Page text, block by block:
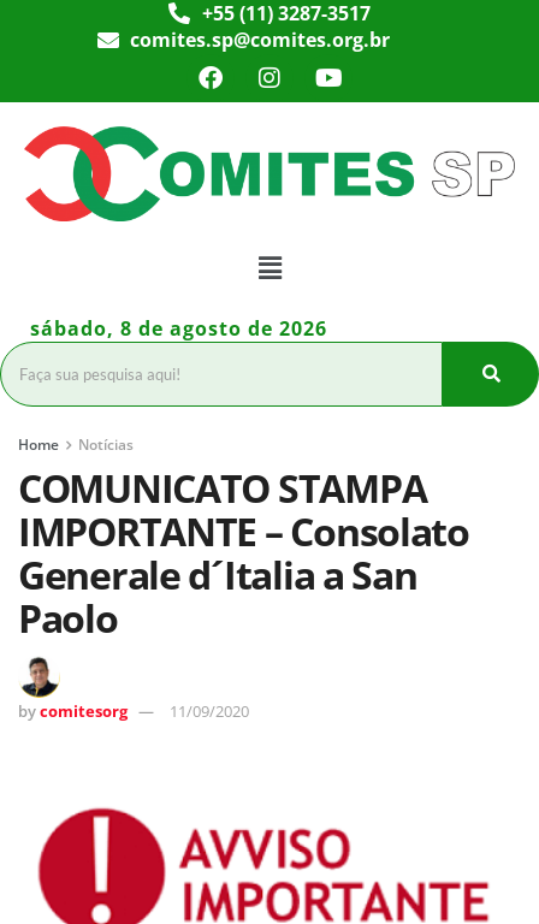
+55 (11) 3287-3517
comites.sp@comites.org.br
sábado, 8 de agosto de 2026
Home Notícias
COMUNICATO STAMPA
IMPORTANTE – Consolato
Generale d´Italia a San
Paolo
bycomitesorg 11/09/2020